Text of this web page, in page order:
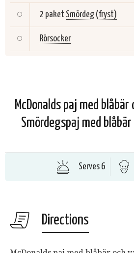
2 paket Smördeg (fryst)
Rörsocker
McDonalds paj med
Smördegspaj med
Serves 6
Directions